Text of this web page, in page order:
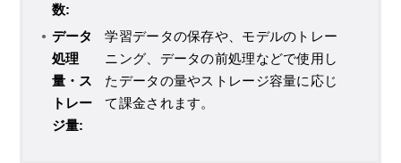
数:
データ
処理
量・ス
トレー
ジ量:
学習データの保存や、モデルのトレー
ニング、データの前処理などで使用し
たデータの量やストレージ容量に応じ
て課金されます。